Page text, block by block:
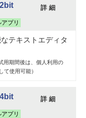
プリ
詳 細
テキストエディタ
用期間後は、個人利用の
て使用可能）
プリ
詳 細